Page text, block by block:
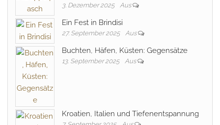
3. Dezember 2025 Aus
Ein Fest in Brindisi
27. September 2025 Aus
Buchten, Häfen, Küsten: Gegensätze
13. September 2025 Aus
Kroatien, Italien und Tiefenentspannung